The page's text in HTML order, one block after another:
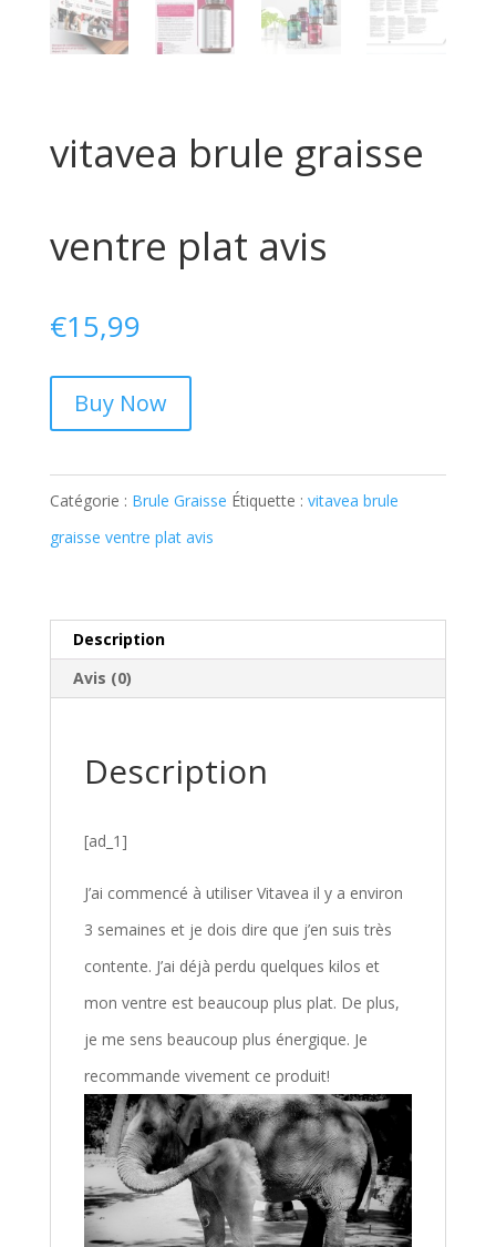
vitavea brule graisse
ventre plat avis
€15,99
Buy Now
Catégorie : Brule Graisse Étiquette : vitavea brule
graisse ventre plat avis
Description
Avis (0)
Description
[ad_1]
J’ai commencé à utiliser Vitavea il y a environ
3 semaines et je dois dire que j’en suis très
contente. J’ai déjà perdu quelques kilos et
mon ventre est beaucoup plus plat. De plus,
je me sens beaucoup plus énergique. Je
recommande vivement ce produit!